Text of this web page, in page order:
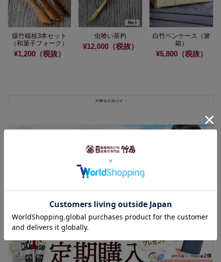
煤竹楊枝3本セット
（和菓子フォーク）
¥1,200（税抜）
虫喰い茶杓
¥12,000（税抜）
白竹ペンケース（箸
箱）
¥5,800（税抜）